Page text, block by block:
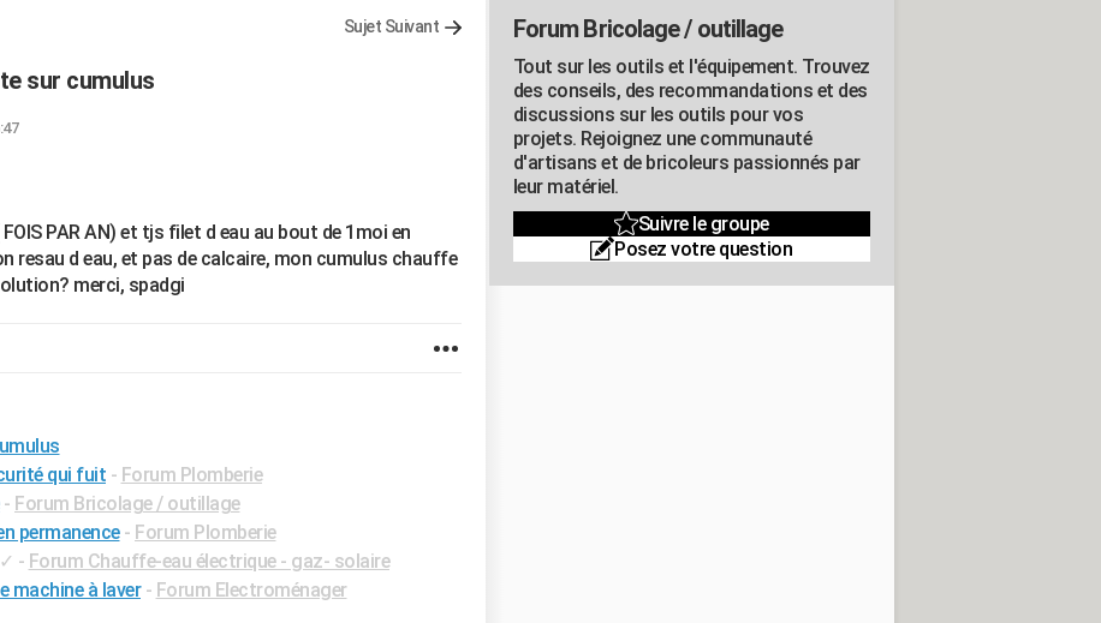
Sujet Suivant
sur cumulus
PAR AN) et tjs filet d eau au bout de 1moi en
resau d eau, et pas de calcaire, mon cumulus chauffe
merci, spadgi
qui fuit - Forum Plomberie
- Forum Bricolage / outillage
permanence - Forum Plomberie
✓ - Forum Chauffe-eau électrique - gaz- solaire
machine à laver - Forum Electroménager
Forum Bricolage / outillage
Tout sur les outils et l'équipement. Trouvez
des conseils, des recommandations et des
discussions sur les outils pour vos
projets. Rejoignez une communauté
d'artisans et de bricoleurs passionnés par
leur matériel.
Suivre le groupe
Posez votre question